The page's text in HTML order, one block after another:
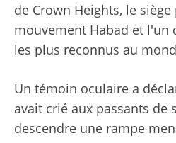
de Crown Heights, le
mouvement Habad et l'un
les plus reconnus au
Un témoin oculaire a
avait crié aux passants de
descendre une rampe